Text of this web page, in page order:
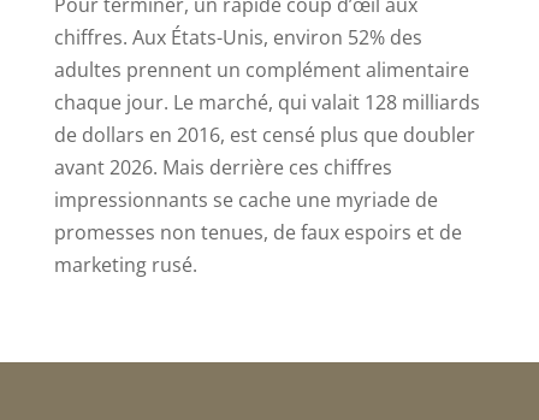
chiffres. Aux États-Unis, environ 52% des
adultes prennent un complément alimentaire
chaque jour. Le marché, qui valait 128 milliards
de dollars en 2016, est censé plus que doubler
avant 2026. Mais derrière ces chiffres
impressionnants se cache une myriade de
promesses non tenues, de faux espoirs et de
marketing rusé.